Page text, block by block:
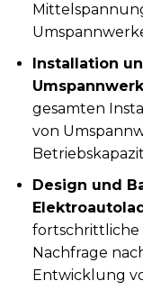
Installation
gesamten
von
Design und
fortschrittliche
Nachfrage
Entwicklung